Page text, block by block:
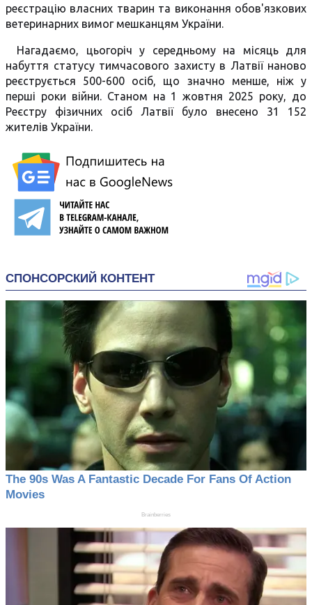
реєстрацію власних тварин та виконання обов'язкових
ветеринарних вимог мешканцям України.
Нагадаємо, цьогоріч у середньому на місяць для
набуття статусу тимчасового захисту в Латвії наново
реєструється 500-600 осіб, що значно менше, ніж у
перші роки війни. Станом на 1 жовтня 2025 року, до
Реєстру фізичних осіб Латвії було внесено 31 152
жителів України.